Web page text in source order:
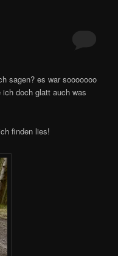
sagen? es war sooooooo
doch glatt auch was
finden lies!